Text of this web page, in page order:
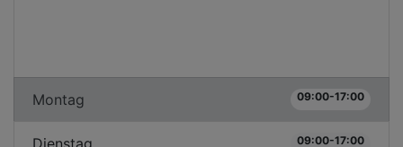
Montag 09:00-17:00
Dienstag 09:00-17:00